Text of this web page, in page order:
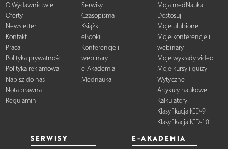
O Wydawnictwie
Oferty
Newsletter
Kontakt
Praca
Polityka prywatności
Polityka reklamowa
Napisz do nas
Nota prawna
Regulamin
Serwisy
Czasopisma
Książki
eBooki
Konferencje i
webinary
e-Akademia
Mednauka
Moja medNauka
Dostosuj
Moje ulubione
Moje konferencje i
webinary
Moje wykłady video
Moje kursy i quizy
Wytyczne
Artykuły naukowe
Kalkulatory
Klasyfikacja ICD-9
Klasyfikacja ICD-10
SERWISY E-AKADEMIA